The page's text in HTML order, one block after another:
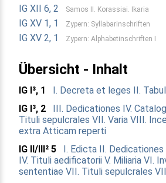
IG XII 6, 2 Samos II. Korassiai. Ikaria
IG XV 1, 1 Zypern: Syllabarinschriften
IG XV 2, 1 Zypern: Alphabetinschriften I
Übersicht - Inhalt
IG I³, 1 I. Decreta et leges II.
IG I³, 2
III. Dedicationes IV.
Tituli sepulcrales VII. Varia VIII.
extra Atticam reperti
IG II/III² 5
I. Edicta II. Dedicationes
IV. Tituli aedificatorii V. Miliaria VI.
sententiae VII. Tituli sepulcrales